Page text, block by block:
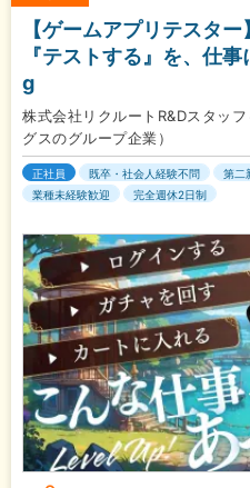
【ゲームアプリテスタ
『テストする』を、仕
g
株式会社リクルートR&Dスタッ
グスのグループ企業）
正社員 既卒・社会人経験不問 第二
業種未経験歓迎
完全週休2日制